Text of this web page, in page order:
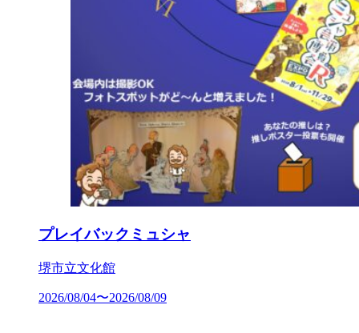
プレイバックミュシャ
堺市立文化館
2026/08/04〜2026/08/09